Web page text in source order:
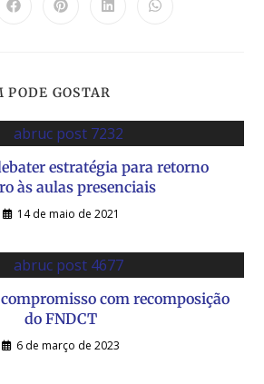
GOSTAR
estratégia para retorno
às aulas presenciais
14 de maio de 2021
com recomposição
do FNDCT
6 de março de 2023